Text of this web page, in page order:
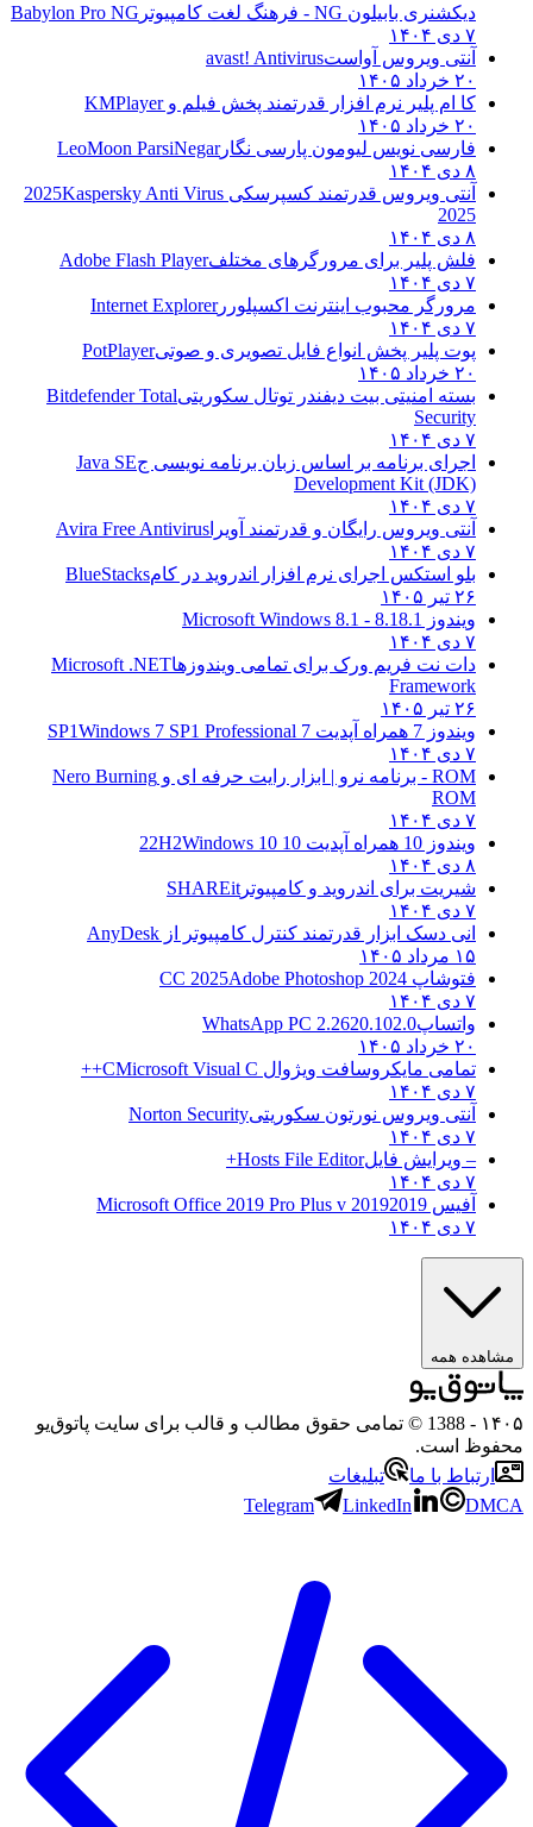
دیکشنری بابیلون NG - فرهنگ لغت کامپیوتر
Babylon Pro NG
۷ دی ۱۴۰۴
آنتی ویروس آواستavast! Antivirus
۲۰ خرداد ۱۴۰۵
کا ام پلیر نرم افزار قدرتمند پخش فیلم وKMPlayer
۲۰ خرداد ۱۴۰۵
فارسی نویس لیومون پارسی نگارLeoMoon ParsiNegar
۸ دی ۱۴۰۴
آنتی ویروس قدرتمند کسپرسکی 2025 Kaspersky Anti Virus
2025
۸ دی ۱۴۰۴
فلش پلیر برای مرورگرهای مختلفAdobe Flash Player
۷ دی ۱۴۰۴
مرورگر محبوب اینترنت اکسپلوررInternet Explorer
۷ دی ۱۴۰۴
پوت پلیر پخش انواع فایل تصویری و صوتیPotPlayer
۲۰ خرداد ۱۴۰۵
بسته امنیتی بیت دیفندر توتال سکوریتیBitdefender Total
Security
۷ دی ۱۴۰۴
اجرای برنامه بر اساس زبان برنامه نویسی جJava SE
Development Kit (JDK)
۷ دی ۱۴۰۴
آنتی ویروس رایگان و قدرتمند آویرا Avira Free Antivirus
۷ دی ۱۴۰۴
بلو استکس اجرای نرم افزار اندروید در کامBlueStacks
۲۶ تیر ۱۴۰۵
ویندوز 8.1
8.1 - Microsoft Windows 8.1
۷ دی ۱۴۰۴
دات نت فریم ورک برای تمامی ویندوزهاMicrosoft .NET
Framework
۲۶ تیر ۱۴۰۵
ویندوز 7 همراه آپدیت 7 SP1
Windows 7 SP1 Professional
۷ دی ۱۴۰۴
ROM - برنامه نرو | ابزار رایت حرفه ای و
Nero Burning
ROM
۷ دی ۱۴۰۴
ویندوز 10 همراه آپدیت 10 22H2
Windows 10
۸ دی ۱۴۰۴
شیریت برای اندروید و کامپیوتر SHAREit
۷ دی ۱۴۰۴
انی دسک ابزار قدرتمند کنترل کامپیوتر از AnyDesk
۱۵ مرداد ۱۴۰۵
فتوشاپ CC 2025 Adobe Photoshop 2024
۷ دی ۱۴۰۴
واتساپWhatsApp PC 2.2620.102.0
۲۰ خرداد ۱۴۰۵
تمامی مایکروسافت ویژوال C Microsoft Visual C++
۷ دی ۱۴۰۴
آنتی ویروس نورتون سکوریتیNorton Security
۷ دی ۱۴۰۴
– ویرایش فایلHosts File Editor+
۷ دی ۱۴۰۴
آفیس 2019 2019 Microsoft Office 2019 Pro Plus v
۷ دی ۱۴۰۴
مشاهده همه
۱۴۰۵
- 1388 © تمامی حقوق مطالب و قالب برای سایت پاتوق‌یو
محفوظ است.
ارتباط با ما
تبلیغات
Telegram
LinkedIn DMCA